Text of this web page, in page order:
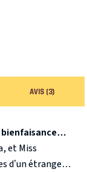
AVIS (3)
bienfaisance…
et Miss
d’un étrange